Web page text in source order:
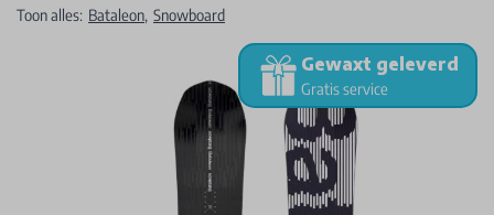
Toon alles: Bataleon, Snowboard
Gewaxt geleverd
Gratis service